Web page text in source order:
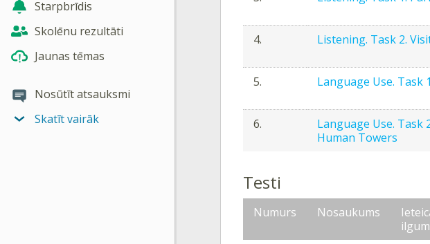
Starpbrīdis
Skolēnu rezultāti
Jaunas tēmas
Nosūtīt atsauksmi
Skatīt vairāk
4.
Listening. Task 2.
5.
Language Use. Task
6.
Language Use. Task
Human Towers
Testi
Numurs Nosaukums